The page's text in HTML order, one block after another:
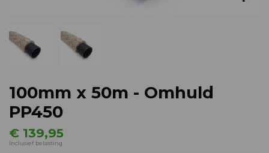
100mm x 50m - Omhuld
PP450
€ 139,95
Inclusief belasting